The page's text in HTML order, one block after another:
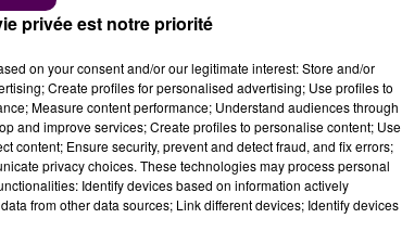
immunisées contre les
privée est notre priorité
on your consent and/or our legitimate interest: Store and/or
Create profiles for personalised advertising; Use profiles to
Measure content performance; Understand audiences through
and improve services; Create profiles to personalise content; Use
content; Ensure security, prevent and detect fraud, and fix errors;
privacy choices. These technologies may process personal
Identify devices based on information actively
from other data sources; Link different devices; Identify devices